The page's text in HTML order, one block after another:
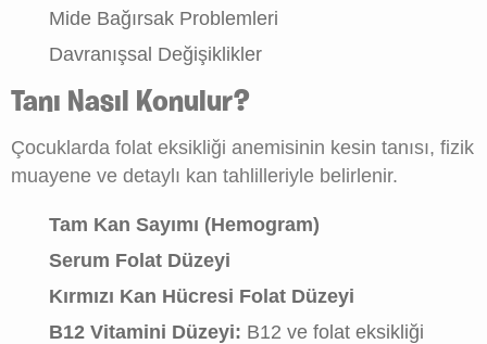
Mide Bağırsak Problemleri
Davranışsal Değişiklikler
Tanı Nasıl Konulur?
Çocuklarda folat eksikliği anemisinin kesin tanısı, fizik
muayene ve detaylı kan tahlilleriyle belirlenir.
Tam Kan Sayımı (Hemogram)
Serum Folat Düzeyi
Kırmızı Kan Hücresi Folat Düzeyi
B12 Vitamini Düzeyi: B12 ve folat eksikliği